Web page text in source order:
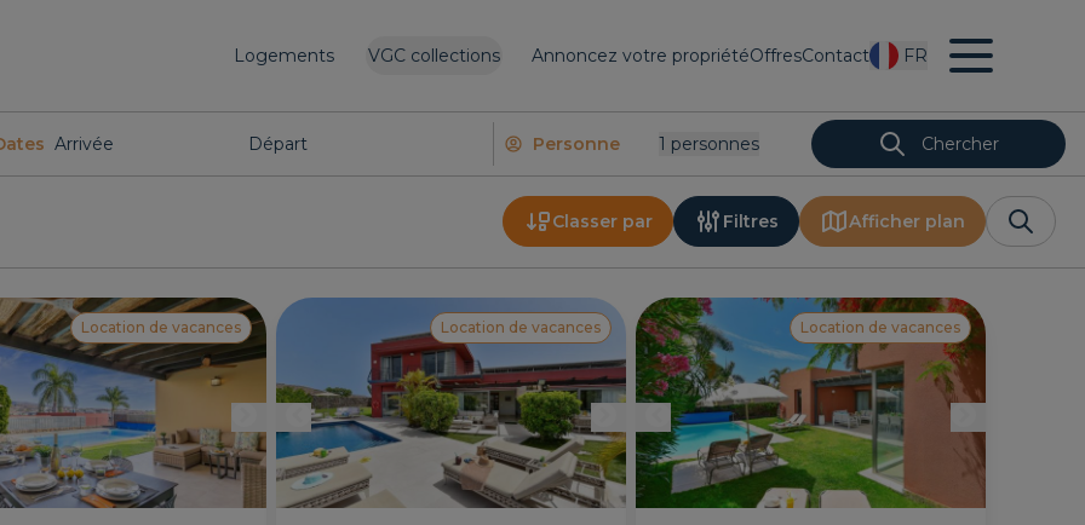
VGC collections Annoncez votre propriétéOffresContact
Logements FR
Personne 1 Personnes Chercher
Classer par Filtres Afficher plan
Location de vacances Location de vacances Location de vacances